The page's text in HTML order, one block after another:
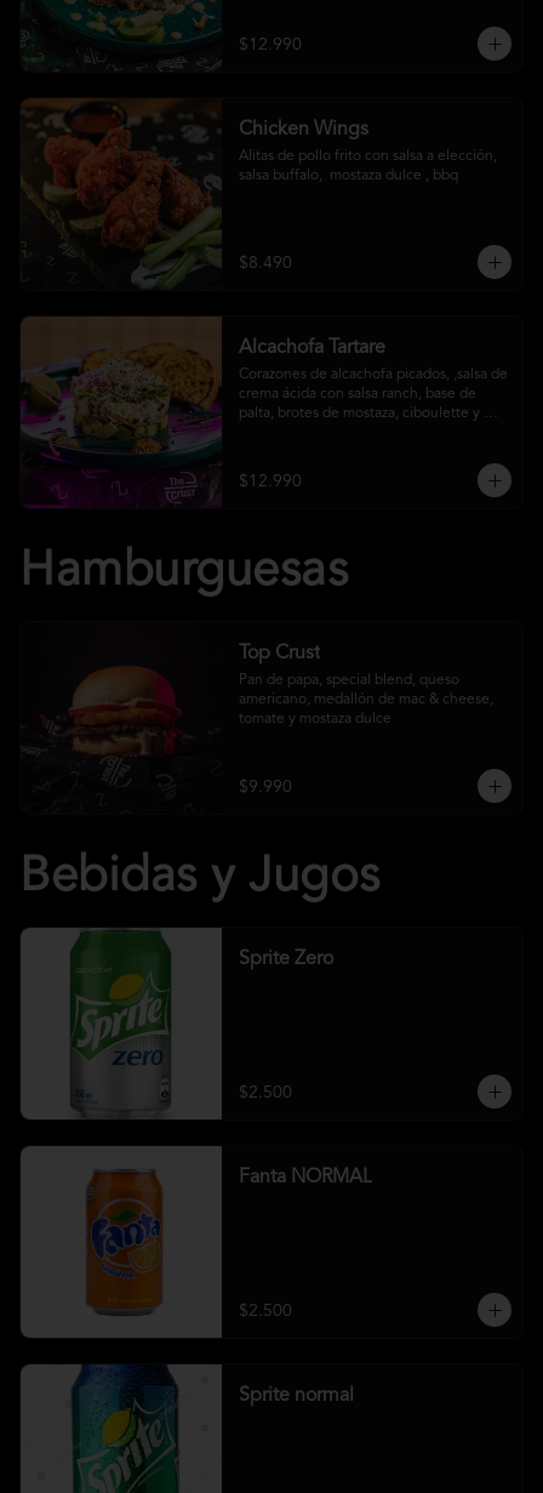
$12.990
Chicken Wings
Alitas de pollo frito con salsa a elección,
salsa buffalo,  mostaza dulce , bbq
$8.490
Alcachofa Tartare
Corazones de alcachofa picados, ,salsa de
crema ácida con salsa ranch, base de
palta, brotes de mostaza, ciboulette y
$12.990
Hamburguesas
Top Crust
Pan de papa, special blend, queso
americano, medallón de mac & cheese,
tomate y mostaza dulce
$9.990
Bebidas y Jugos
Sprite Zero
$2.500
Fanta NORMAL
$2.500
Sprite normal